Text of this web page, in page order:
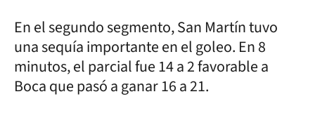
En el segundo segmento, San Martín tuvo
una sequía importante en el goleo. En 8
minutos, el parcial fue 14 a 2 favorable a
Boca que pasó a ganar 16 a 21.